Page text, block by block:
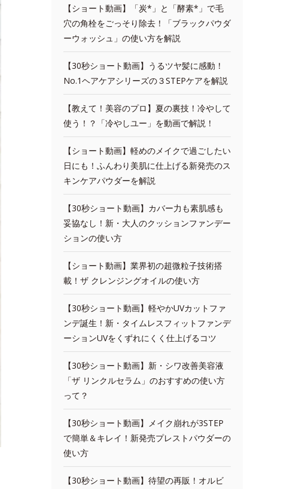
【ショート動画】「炭*」と「酵素*」で毛
穴の角栓をごっそり除去！「ブラックパウダ
ーウォッシュ」の使い方を解説
【30秒ショート動画】うるツヤ髪に感動！
No.1ヘアケアシリーズの３STEPケアを解説
【教えて！美容のプロ】夏の裏技！冷やして
使う！？「冷やしユー」を動画で解説！
【ショート動画】軽めのメイクで過ごしたい
日にも！ふんわり美肌に仕上げる新発売のス
キンケアパウダーを解説
【30秒ショート動画】カバー力も素肌感も
妥協なし！新・大人のクッションファンデー
ションの使い方
【ショート動画】業界初の超微粒子技術搭
載！ザ クレンジングオイルの使い方
【30秒ショート動画】軽やかUVカットファ
ンデ誕生！新・タイムレスフィットファンデ
ーションUVをくずれにくく仕上げるコツ
【30秒ショート動画】新・シワ改善美容液
「ザ リンクルセラム」のおすすめの使い方
って？
【30秒ショート動画】メイク崩れが3STEP
で簡単＆キレイ！新発売プレストパウダーの
使い方
【30秒ショート動画】待望の再販！オルビ